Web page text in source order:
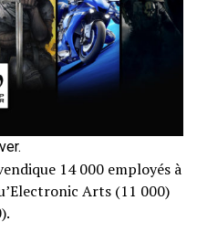
14 000 employés à
Arts (11 000)